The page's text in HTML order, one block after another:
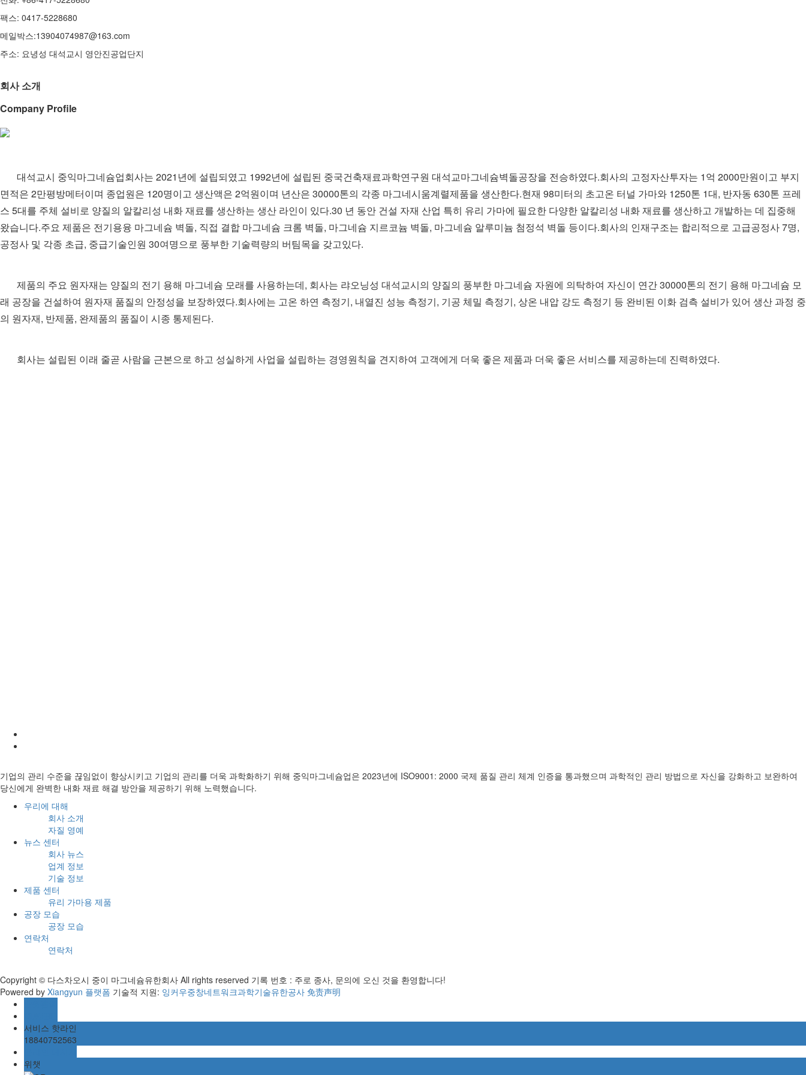
팩스: 0417-5228680
메일박스:13904074987@163.com
주소: 요녕성 대석교시 영안진공업단지
회사 소개
Company Profile
대석교시 중익마그네슘업회사는 2021년에 설립되였고 1992년에 설립된 중국건축재료과학연구원 대석교마그네슘벽돌공장을 전승하였다.회사의 고정자산투자는 1억 2000만원이고 부지
면적은 2만평방메터이며 종업원은 120명이고 생산액은 2억원이며 년산은 30000톤의 각종 마그네시움계렬제품을 생산한다.현재 98미터의 초고온 터널 가마와 1250톤 1대, 반자동 630톤 프레
스 5대를 주체 설비로 양질의 알칼리성 내화 재료를 생산하는 생산 라인이 있다.30 년 동안 건설 자재 산업 특히 유리 가마에 필요한 다양한 알칼리성 내화 재료를 생산하고 개발하는 데 집중해
왔습니다.주요 제품은 전기용융 마그네슘 벽돌, 직접 결합 마그네슘 크롬 벽돌, 마그네슘 지르코늄 벽돌, 마그네슘 알루미늄 첨정석 벽돌 등이다.회사의 인재구조는 합리적으로 고급공정사 7명,
공정사 및 각종 초급, 중급기술인원 30여명으로 풍부한 기술력량의 버팀목을 갖고있다.
제품의 주요 원자재는 양질의 전기 용해 마그네슘 모래를 사용하는데, 회사는 랴오닝성 대석교시의 양질의 풍부한 마그네슘 자원에 의탁하여 자신이 연간 30000톤의 전기 용해 마그네슘 모
래 공장을 건설하여 원자재 품질의 안정성을 보장하였다.회사에는 고온 하연 측정기, 내열진 성능 측정기, 기공 체밀 측정기, 상온 내압 강도 측정기 등 완비된 이화 검측 설비가 있어 생산 과정 중
의 원자재, 반제품, 완제품의 품질이 시종 통제된다.
회사는 설립된 이래 줄곧 사람을 근본으로 하고 성실하게 사업을 설립하는 경영원칙을 견지하여 고객에게 더욱 좋은 제품과 더욱 좋은 서비스를 제공하는데 진력하였다.
기업의 관리 수준을 끊임없이 향상시키고 기업의 관리를 더욱 과학화하기 위해 중익마그네슘업은 2023년에 ISO9001: 2000 국제 품질 관리 체계 인증을 통과했으며 과학적인 관리 방법으로 자신을 강화하고 보완하여
당신에게 완벽한 내화 재료 해결 방안을 제공하기 위해 노력했습니다.
우리에 대해
회사 소개
자질 영예
뉴스 센터
회사 뉴스
업계 정보
기술 정보
제품 센터
유리 가마용 제품
공장 모습
공장 모습
연락처
연락처
Copyright © 다스차오시 중이 마그네슘유한회사 All rights reserved 기록 번호 : 주로 종사, 문의에 오신 것을 환영합니다!
Powered by Xiangyun 플랫폼 기술적 지원: 잉커우중창네트워크과학기술유한공사 免责声明
서비스 핫라인
18840752563
위챗